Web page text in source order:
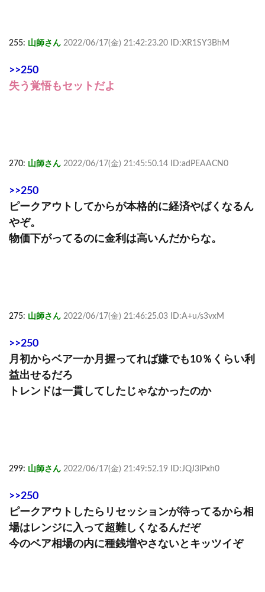
255: 山師さん 2022/06/17(金) 21:42:23.20 ID:XR1SY3BhM
>>250
失う覚悟もセットだよ
270: 山師さん 2022/06/17(金) 21:45:50.14 ID:adPEAACN0
>>250
ピークアウトしてからが本格的に経済やばくなるん
やぞ。
物価下がってるのに金利は高いんだからな。
275: 山師さん 2022/06/17(金) 21:46:25.03 ID:A+u/s3vxM
>>250
月初からベア一か月握ってれば嫌でも10％くらい利
益出せるだろ
トレンドは一貫してしたじゃなかったのか
299: 山師さん 2022/06/17(金) 21:49:52.19 ID:JQJ3lPxh0
>>250
ピークアウトしたらリセッションが待ってるから相
場はレンジに入って超難しくなるんだぞ
今のベア相場の内に種銭増やさないとキッツイぞ